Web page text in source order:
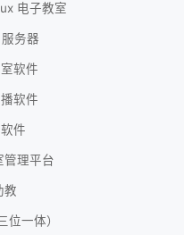
电子教室
务器
软件
软件
件
理平台
教
位一体）